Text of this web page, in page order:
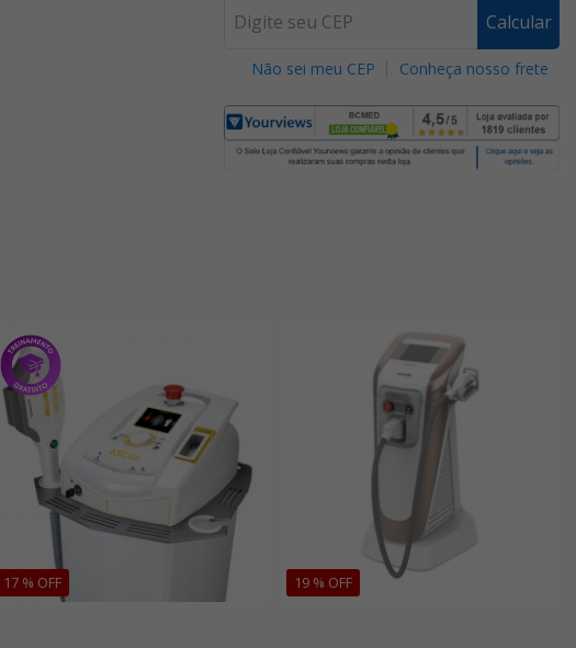
Calcular
Não sei meu CEP Conheça nosso frete
17 % OFF 19 % OFF